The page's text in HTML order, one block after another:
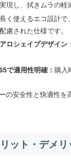
現し、拭きムラの軽
長く使えるエコ設計で
慮された仕様です。
ロシェイプデザイン
で適用性明確： 購入
の安全性と快適性
ット・デメリ